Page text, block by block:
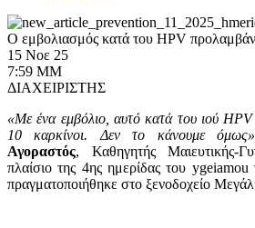
Ο εμβολιασμός κατά του HPV
15 Νοε 25
7:59 ΜΜ
ΔΙΑΧΕΙΡΙΣΤΗΣ
«Με ένα εμβόλιο, αυτό κατά του ιού
10 καρκίνοι. Δεν το κάνουμε όμως»
Αγοραστός, Καθηγητής Mαιευτικής-
πλαίσιο της 4ης ημερίδας του
πραγματοποιήθηκε στο ξενοδοχείο